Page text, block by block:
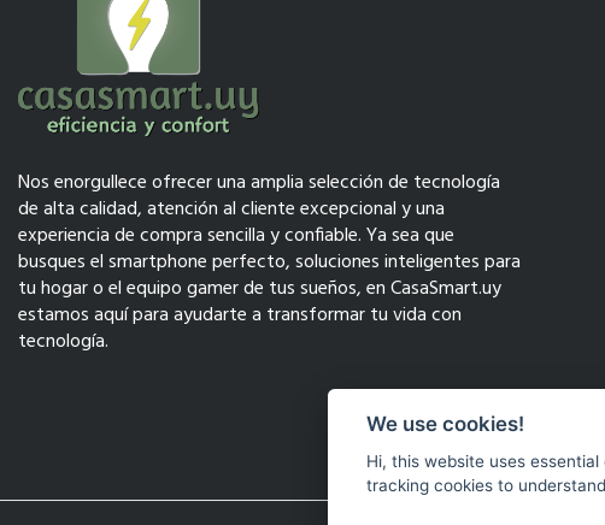
Nos enorgullece ofrecer una amplia selección de tecnología
de alta calidad, atención al cliente excepcional y una
experiencia de compra sencilla y confiable. Ya sea que
busques el smartphone perfecto, soluciones inteligentes para
tu hogar o el equipo gamer de tus sueños, en CasaSmart.uy
estamos aquí para ayudarte a transformar tu vida con
tecnología.
We use cookies!
Hi, this website uses
tracking cookies to